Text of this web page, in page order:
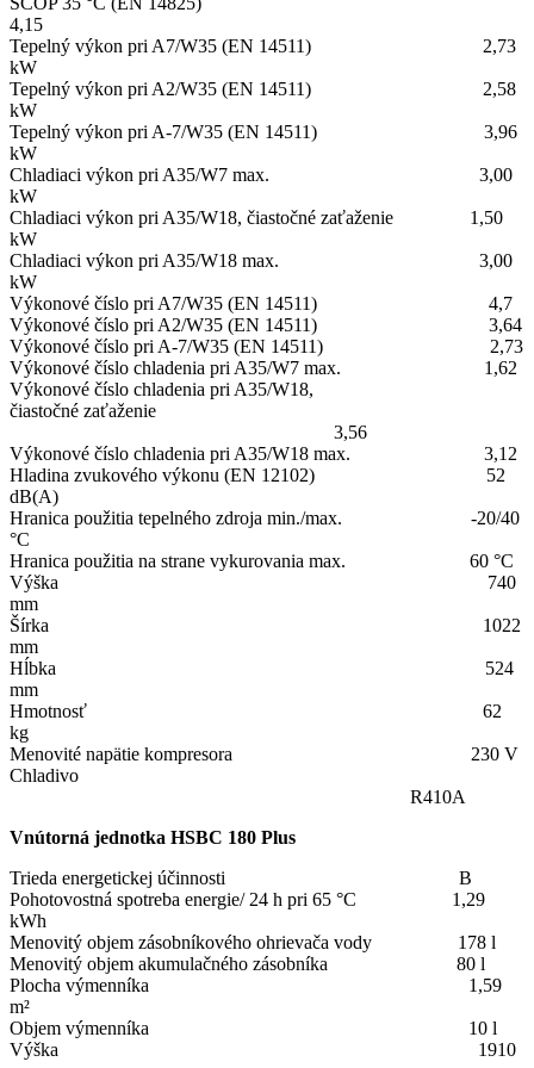
4,15
Tepelný výkon pri A7/W35 (EN 14511) 2,73
kW
Tepelný výkon pri A2/W35 (EN 14511) 2,58
kW
Tepelný výkon pri A-7/W35 (EN 14511) 3,96
kW
Chladiaci výkon pri A35/W7 max. 3,00
kW
Chladiaci výkon pri A35/W18, čiastočné zaťaženie 1,50
kW
Chladiaci výkon pri A35/W18 max. 3,00
kW
Výkonové číslo pri A7/W35 (EN 14511) 4,7
Výkonové číslo pri A2/W35 (EN 14511) 3,64
Výkonové číslo pri A-7/W35 (EN 14511) 2,73
Výkonové číslo chladenia pri A35/W7 max. 1,62
Výkonové číslo chladenia pri A35/W18,
čiastočné zaťaženie
3,56
Výkonové číslo chladenia pri A35/W18 max. 3,12
Hladina zvukového výkonu (EN 12102) 52
dB(A)
Hranica použitia tepelného zdroja min./max. -20/40
°C
Hranica použitia na strane vykurovania max. 60 °C
Výška 740
mm
Šírka 1022
mm
Hĺbka 524
mm
Hmotnosť 62
kg
Menovité napätie kompresora 230 V
Chladivo
R410A
Vnútorná jednotka HSBC 180 Plus
Trieda energetickej účinnosti B
Pohotovostná spotreba energie/ 24 h pri 65 °C 1,29
kWh
Menovitý objem zásobníkového ohrievača vody 178 l
Menovitý objem akumulačného zásobníka 80 l
Plocha výmenníka 1,59
m²
Objem výmenníka 10 l
Výška 1910